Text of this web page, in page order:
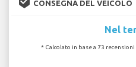
CONSEGNA DEL VEICOLO
Nel
* Calcolato in base a 73